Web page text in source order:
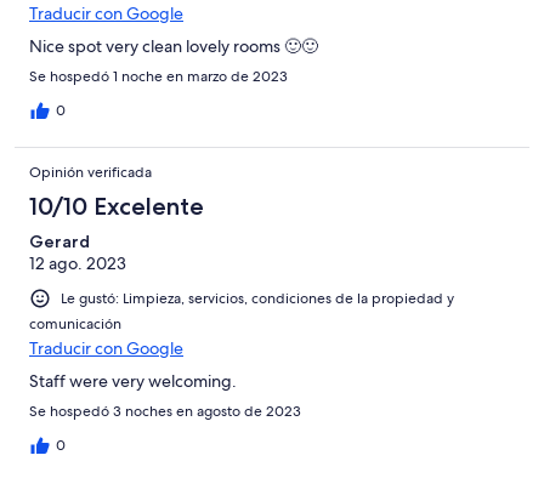
Traducir con Google
Nice spot very clean lovely rooms 🙂🙂
Se hospedó 1 noche en marzo de 2023
0
Opinión verificada
10/10 Excelente
Gerard
12 ago. 2023
Le gustó: Limpieza, servicios, condiciones de la propiedad y
comunicación
Traducir con Google
Staff were very welcoming.
Se hospedó 3 noches en agosto de 2023
0